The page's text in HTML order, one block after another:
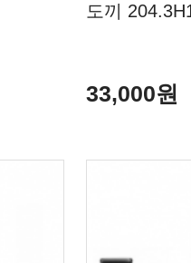
도끼
33,000원